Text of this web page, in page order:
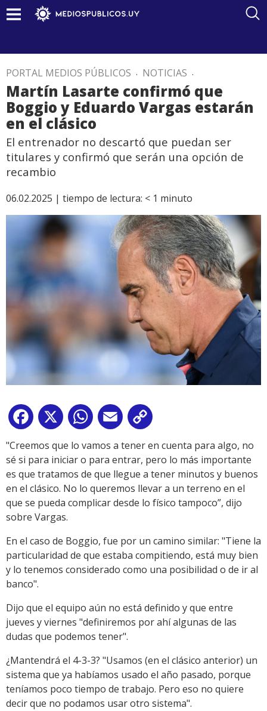
PORTAL MEDIOS PÚBLICOS . NOTICIAS .
Martín Lasarte confirmó que
Boggio y Eduardo Vargas estarán
en el clásico
El entrenador no descartó que puedan ser
titulares y confirmó que serán una opción de
recambio
06.02.2025 | tiempo de lectura: < 1 minuto
Facebook
X WhatsApp
Email
Link
"Creemos que lo vamos a tener en cuenta para algo, no
sé si para iniciar o para entrar, pero lo más importante
es que tratamos de que llegue a tener minutos y buenos
en el clásico. No lo queremos llevar a un terreno en el
que se pueda complicar desde lo físico tampoco”, dijo
sobre Vargas.
En el caso de Boggio, fue por un camino similar: "Tiene la
particularidad de que estaba compitiendo, está muy bien
y lo tenemos considerado como una posibilidad o de ir al
banco".
Dijo que el equipo aún no está definido y que entre
jueves y viernes "definiremos por ahí algunas de las
dudas que podemos tener".
¿Mantendrá el 4-3-3? "Usamos (en el clásico anterior) un
sistema que ya habíamos usado el año pasado, porque
teníamos poco tiempo de trabajo. Pero eso no quiere
decir que no podamos usar otro sistema".